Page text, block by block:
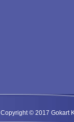
Copyright © 2017 Gokart